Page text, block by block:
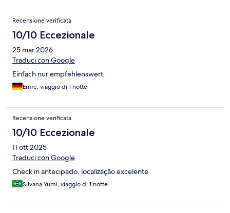
Recensione verificata
10/10 Eccezionale
25 mar 2026
Traduci con Google
Einfach nur empfehlenswert
Emre, viaggio di 1 notte
Recensione verificata
10/10 Eccezionale
11 ott 2025
Traduci con Google
Check in antecipado, localização excelente
Silvana Yumi, viaggio di 1 notte